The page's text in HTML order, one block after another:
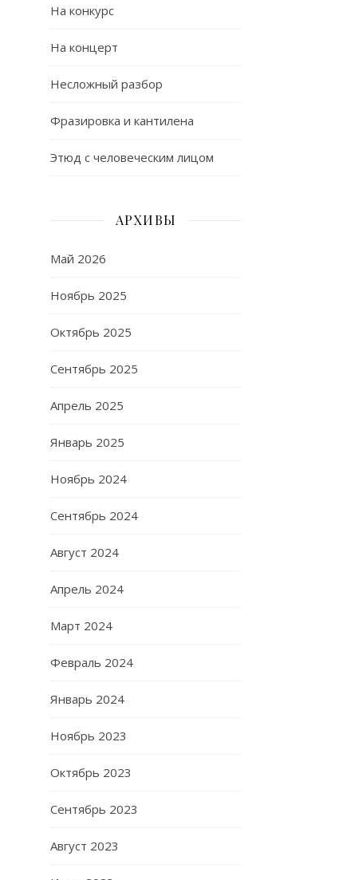
На конкурс
На концерт
Несложный разбор
Фразировка и кантилена
Этюд с человеческим лицом
АРХИВЫ
Май 2026
Ноябрь 2025
Октябрь 2025
Сентябрь 2025
Апрель 2025
Январь 2025
Ноябрь 2024
Сентябрь 2024
Август 2024
Апрель 2024
Март 2024
Февраль 2024
Январь 2024
Ноябрь 2023
Октябрь 2023
Сентябрь 2023
Август 2023